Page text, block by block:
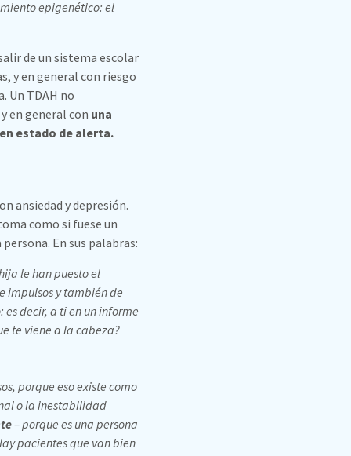
epigenético: el
de un sistema escolar
y en general con riesgo
Un TDAH no
en general con una
estado de alerta.
ansiedad y depresión.
como si fuese un
En sus palabras:
le han puesto el
impulsos y también de
decir, a ti en un informe
te viene a la cabeza?
porque eso existe como
o la inestabilidad
– porque es una persona
pacientes que van bien